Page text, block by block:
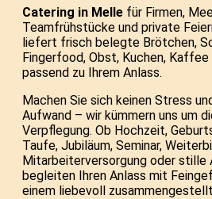
Catering in Melle für Firmen,
Teamfrühstücke und private
liefert frisch belegte Brötchen,
Fingerfood, Obst, Kuchen, Kaffee
passend zu Ihrem Anlass.
Machen Sie sich keinen Stress
Aufwand – wir kümmern uns um
Verpflegung. Ob Hochzeit,
Taufe, Jubiläum, Seminar,
Mitarbeiterversorgung oder stille
begleiten Ihren Anlass mit
einem liebevoll